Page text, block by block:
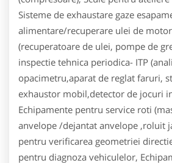
Sisteme de exhaustare gaze
alimentare/recuperare ulei de
(recuperatoare de ulei, pompe de
inspectie tehnica periodica- ITP
opacimetru,aparat de reglat faruri,
exhaustor mobil,detector de jocuri
Echipamente pentru service roti
anvelope /dejantat anvelope ,roluit
pentru verificarea geometriei
pentru diagnoza vehiculelor,